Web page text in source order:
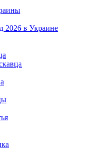
2026 в Украине